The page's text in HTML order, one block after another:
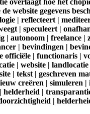
overlaagt hoe het
website gegevens
| reflecteert |
| speculeert |
| autonoom | freelance |
| bevindingen |
officiële | functionaris |
| website |
| tekst | geschreven
creëren | simuleren |
helderheid |
|